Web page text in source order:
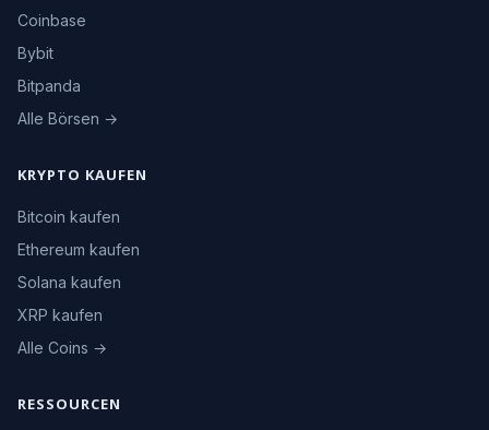
Coinbase
Bybit
Bitpanda
Alle Börsen →
KRYPTO KAUFEN
Bitcoin kaufen
Ethereum kaufen
Solana kaufen
XRP kaufen
Alle Coins →
RESSOURCEN